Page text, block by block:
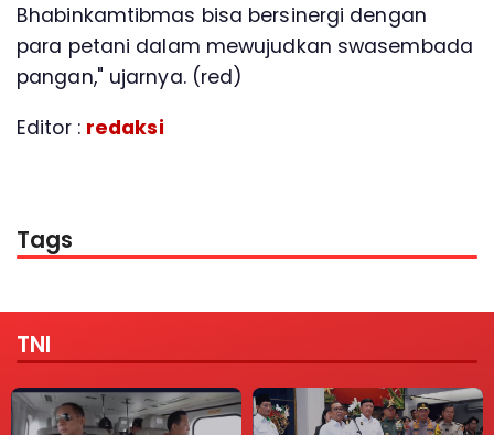
Bhabinkamtibmas bisa bersinergi dengan
para petani dalam mewujudkan swasembada
pangan," ujarnya. (red)
Editor : redaksi
Tags
TNI